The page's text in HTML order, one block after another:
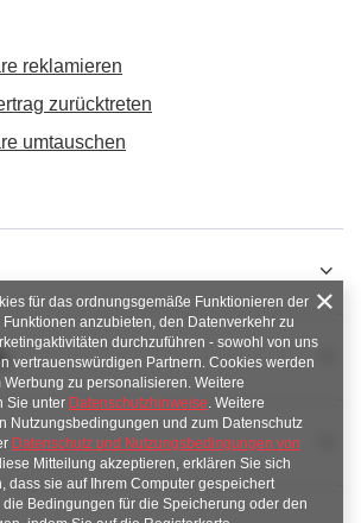
reklamieren
zurücktreten
umtauschen
für das ordnungsgemäße Funktionieren der
anzubieten, den Datenverkehr zu
durchzuführen - sowohl von uns
vertrauenswürdigen Partnern. Cookies werden
zu personalisieren. Weitere
Sie unter Datenschutzhinweise. Weitere
Nutzungsbedingungen und zum Datenschutz
Datenschutz und Nutzungsbedingungen von
Mitteilung akzeptieren, erklären Sie sich
dass sie auf Ihrem Computer gespeichert
Bedingungen für die Speicherung oder den